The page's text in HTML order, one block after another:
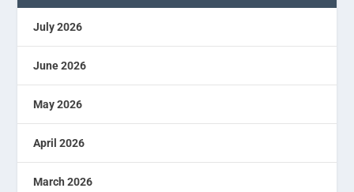
July 2026
June 2026
May 2026
April 2026
March 2026